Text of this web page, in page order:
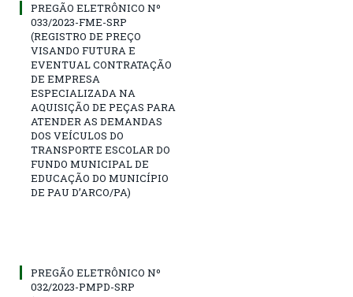
PREGÃO ELETRÔNICO Nº
033/2023-FME-SRP
(REGISTRO DE PREÇO
VISANDO FUTURA E
EVENTUAL CONTRATAÇÃO
DE EMPRESA
ESPECIALIZADA NA
AQUISIÇÃO DE PEÇAS PARA
ATENDER AS DEMANDAS
DOS VEÍCULOS DO
TRANSPORTE ESCOLAR DO
FUNDO MUNICIPAL DE
EDUCAÇÃO DO MUNICÍPIO
DE PAU D’ARCO/PA)
PREGÃO ELETRÔNICO Nº
032/2023-PMPD-SRP